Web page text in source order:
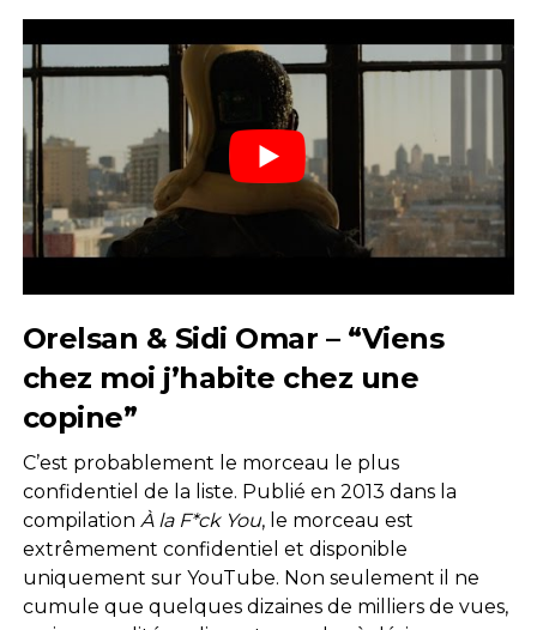
Orelsan & Sidi Omar – “Viens
chez moi j’habite chez une
copine”
C’est probablement le morceau le plus
confidentiel de la liste. Publié en 2013 dans la
compilation À la F*ck You, le morceau est
extrêmement confidentiel et disponible
uniquement sur YouTube. Non seulement il ne
cumule que quelques dizaines de milliers de vues,